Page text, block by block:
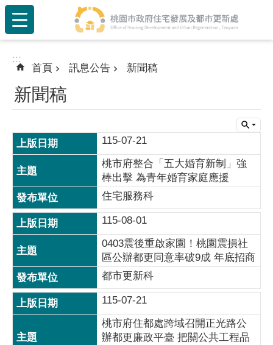
跳到主要內容區塊
:::
:::
首頁 訊息公告 新聞稿
新聞稿
115-07-21
桃市府整合「五大婚育新制」強
棒出擊 為青年婚育家庭應援
住宅服務科
115-08-01
0403震後重啟家園！桃園震損社
區公辦都更同意率破9成 年底招商
都市更新科
115-07-21
桃市府住都處跨域召開正光路公
辦都更廉政平臺 把關公共工程品